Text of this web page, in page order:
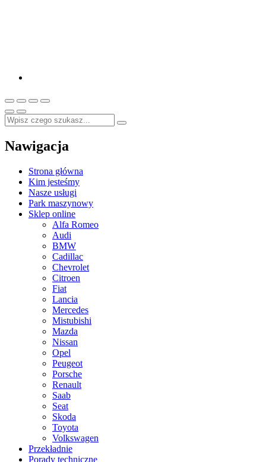
Nawigacja
Strona główna
Kim jesteśmy
Nasze usługi
Park maszynowy
Sklep online
Alfa Romeo
Audi
BMW
Cadillac
Chevrolet
Citroen
Fiat
Lancia
Mercedes
Mistubishi
Mazda
Nissan
Opel
Peugeot
Porsche
Renault
Saab
Seat
Skoda
Toyota
Volkswagen
Przekładnie
Porady techniczne